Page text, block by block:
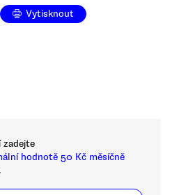
Vytisknout
zadejte
hodnotě 50 Kč měsíčně